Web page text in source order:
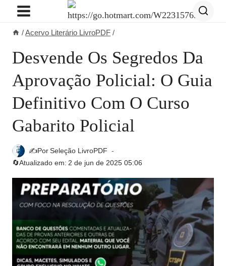
Pular
/Acervo Literário LivroPDF /
Desvende Os Segredos Da
Aprovação Policial: O Guia
Definitivo Com O Curso
Gabarito Policial
✍️PorSeleção LivroPDF
🔄Atualizado em: 2 de jun de 2025 05:06